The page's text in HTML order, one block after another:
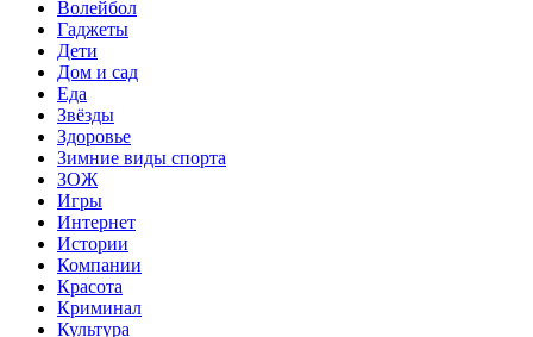
Волейбол
Гаджеты
Дети
Дом и сад
Еда
Звёзды
Здоровье
Зимние виды спорта
ЗОЖ
Игры
Интернет
Истории
Компании
Красота
Криминал
Культура